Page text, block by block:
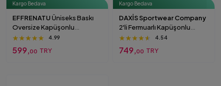
Kargo Bedava
EFFRENATUÜniseks Baskı
Oversize Kapüşonlu
Sweatshirt grı
★★★★★
★★★★★
★★★★★ 4.99
599,00 TRY
Kargo Bedava
DAXİS Sportwear Company
2'li Fermuarlı Kapüşonlu
Oversize Sweatshirt Siyah-
Gri
★★★★★
★★★★★
★★★★★ 4.54
749,00 TRY